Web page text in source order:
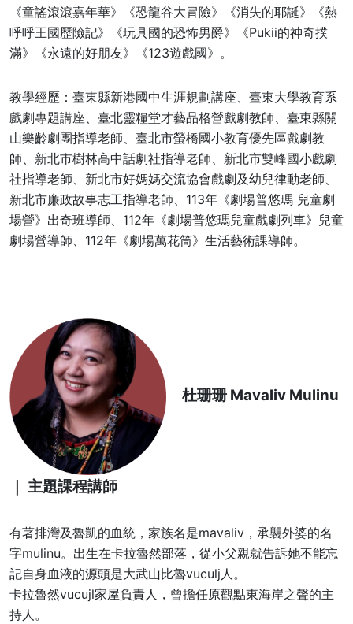
《童謠滾滾嘉年華》《恐龍谷大冒險》《消失的耶誕》《熱
呼呼王國歷險記》《玩具國的恐怖男爵》《Pukii的神奇撲
滿》《永遠的好朋友》《123遊戲國》。
教學經歷：臺東縣新港國中生涯規劃講座、臺東大學教育系
戲劇專題講座、臺北靈糧堂才藝品格營戲劇教師、臺東縣關
山樂齡劇團指導老師、臺北市螢橋國小教育優先區戲劇教
師、新北市樹林高中話劇社指導老師、新北市雙峰國小戲劇
社指導老師、新北市好媽媽交流協會戲劇及幼兒律動老師、
新北市廉政故事志工指導老師、113年《劇場普悠瑪 兒童劇
場營》出奇班導師、112年《劇場普悠瑪兒童戲劇列車》兒童
劇場營導師、112年《劇場萬花筒》生活藝術課導師。
杜珊珊 Mavaliv Mulinu
｜ 主題課程講師
有著排灣及魯凱的血統，家族名是mavaliv，承襲外婆的名
字mulinu。出生在卡拉魯然部落，從小父親就告訴她不能忘
記自身血液的源頭是大武山比魯vuculj人。
卡拉魯然vucujl家屋負責人，曾擔任原觀點東海岸之聲的主
持人。